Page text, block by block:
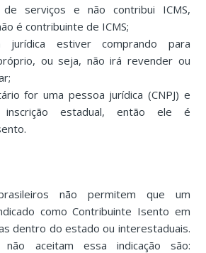
serviços e não contribui ICMS,
é contribuinte de ICMS;
jurídica estiver comprando para
ou seja, não irá revender ou
for uma pessoa jurídica (CNPJ) e
estadual, então ele é
não permitem que um
como Contribuinte Isento em
dentro do estado ou interestaduais.
aceitam essa indicação são: